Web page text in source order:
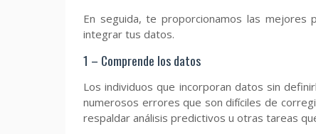
En seguida, te proporcionamos las
integrar tus datos.
1 – Comprende los datos
Los individuos que incorporan datos sin
numerosos errores que son difíciles de
respaldar análisis predictivos u otras tareas